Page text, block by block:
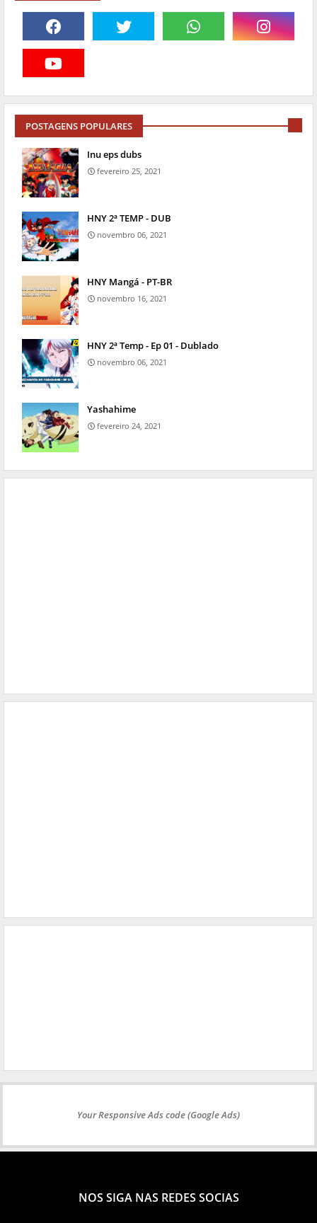
POSTAGENS POPULARES
Inu eps dubs
fevereiro 25, 2021
HNY 2ª TEMP - DUB
novembro 06, 2021
HNY Mangá - PT-BR
novembro 16, 2021
HNY 2ª Temp - Ep 01 - Dublado
novembro 06, 2021
Yashahime
fevereiro 24, 2021
Your Responsive Ads code (Google Ads)
NOS SIGA NAS REDES SOCIAS